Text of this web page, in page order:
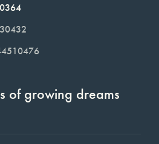
of growing dreams